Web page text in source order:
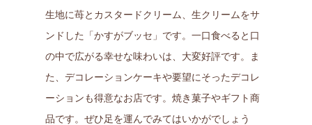
生地に苺とカスタードクリーム、生クリームをサ
ンドした「かすがブッセ」です。一口食べると口
の中で広がる幸せな味わいは、大変好評です。ま
た、デコレーションケーキや要望にそったデコレ
ーションも得意なお店です。焼き菓子やギフト商
品です。ぜひ足を運んでみてはいかがでしょう